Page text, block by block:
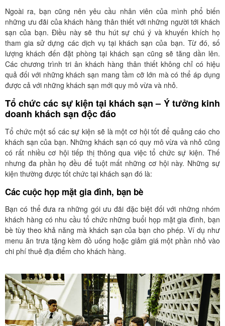
Ngoài ra, bạn cũng nên yêu cầu nhân viên của mình phổ biến
những ưu đãi của khách hàng thân thiết với những người tới khách
sạn của bạn. Điều này sẽ thu hút sự chú ý và khuyến khích họ
tham gia sử dựng các dịch vụ tại khách sạn của bạn. Từ đó, số
lượng khách đến đặt phòng tại khách sạn cũng sẽ tăng dần lên.
Các chương trình tri ân khách hàng thân thiết không chỉ có hiệu
quả đối với những khách sạn mang tầm cỡ lớn mà có thể áp dụng
được cả với những khách sạn mới quy mô vừa và nhỏ.
Tổ chức các sự kiện tại khách sạn – Ý tưởng kinh
doanh khách sạn độc đáo
Tổ chức một số các sự kiện sẽ là một cơ hội tốt để quảng cáo cho
khách sạn của bạn. Những khách sạn có quy mô vừa và nhỏ cũng
có rất nhiều cơ hội tiếp thị thông qua việc tổ chức sự kiện. Thế
nhưng đa phần họ đều để tuột mất những cơ hội này. Những sự
kiện thường được tốt chức tại khách sạn đó là:
Các cuộc họp mặt gia đình, bạn bè
Bạn có thể đưa ra những gói ưu đãi đặc biệt đối với những nhóm
khách hàng có nhu cầu tổ chức những buổi họp mặt gia đình, bạn
bè tùy theo khả năng mà khách sạn của bạn cho phép. Ví dụ như
menu ăn trưa tặng kèm đồ uống hoặc giảm giá một phần nhỏ vào
chi phí thuê địa điểm cho khách hàng.